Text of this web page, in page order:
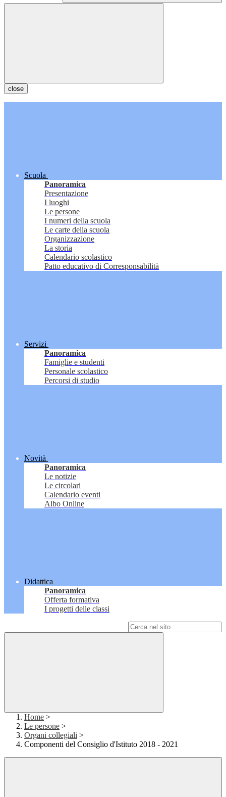
close
Scuola
Panoramica
Presentazione
I luoghi
Le persone
I numeri della scuola
Le carte della scuola
Organizzazione
La storia
Calendario scolastico
Patto educativo di Corresponsabilità
Servizi
Panoramica
Famiglie e studenti
Personale scolastico
Percorsi di studio
Novità
Panoramica
Le notizie
Le circolari
Calendario eventi
Albo Online
Didattica
Panoramica
Offerta formativa
I progetti delle classi
Home >
Le persone >
Organi collegiali >
Componenti del Consiglio d'Istituto 2018 - 2021